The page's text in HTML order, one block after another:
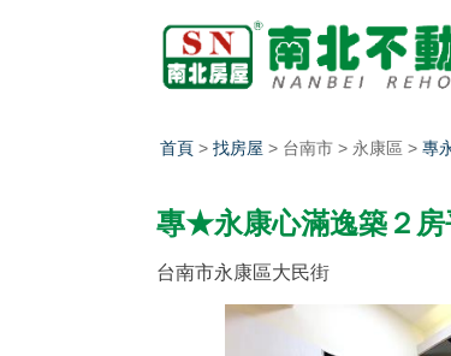
首頁 > 找房屋 > 台南市 > 永康區 > 專
專★永康心滿逸築２房
台南市永康區大民街